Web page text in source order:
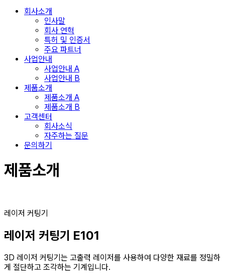
회사소개
인사말
회사 연혁
특허 및 인증서
주요 파트너
사업안내
사업안내 A
사업안내 B
제품소개
제품소개 A
제품소개 B
고객센터
회사소식
자주하는 질문
문의하기
제품소개
레이저 커팅기
레이저 커팅기 E101
3D 레이저 커팅기는 고출력 레이저를 사용하여 다양한 재료를 정밀하
게 절단하고 조각하는 기계입니다.